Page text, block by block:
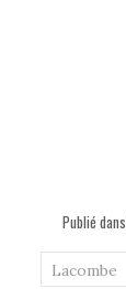
Publié dans
Lacombe